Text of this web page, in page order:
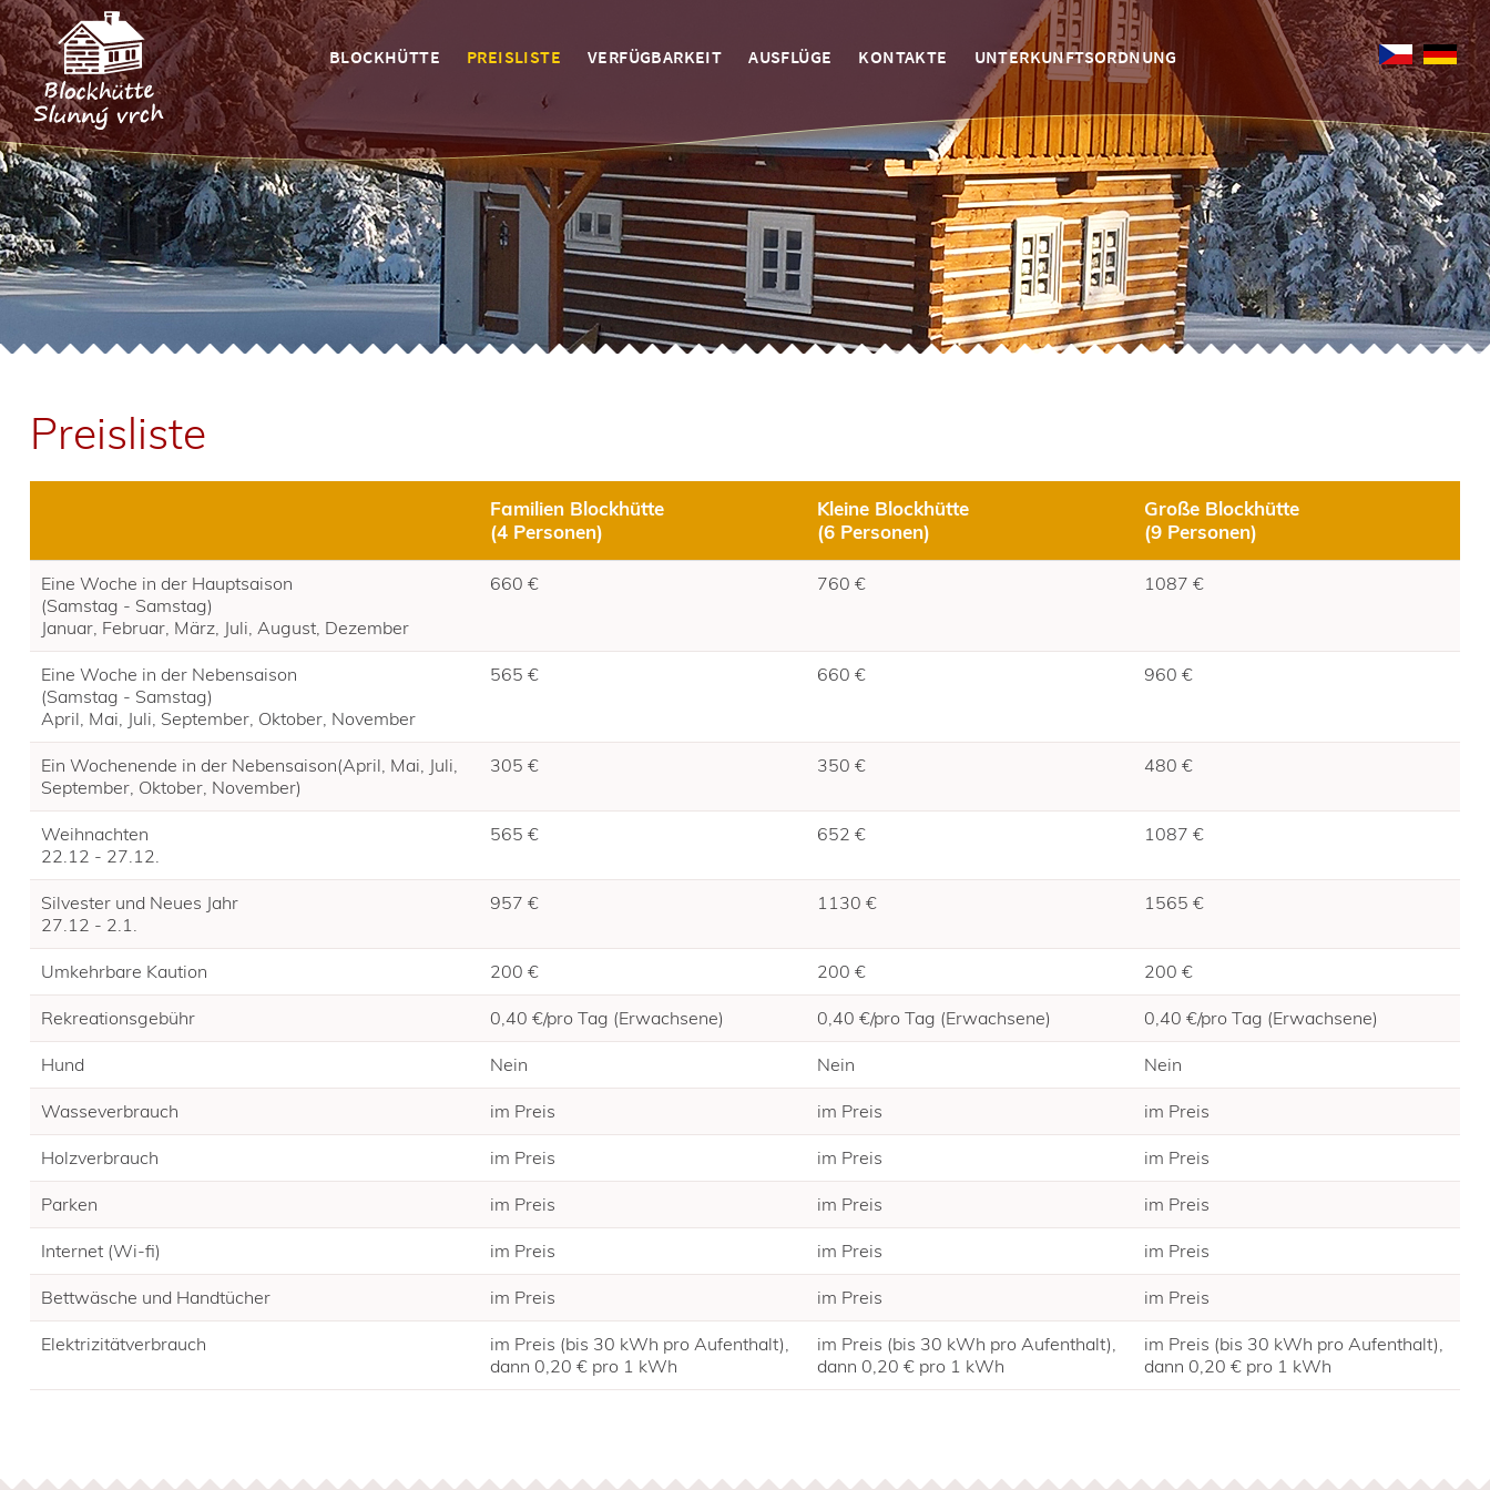
BLOCKHÜTTE PREISLISTE VERFÜGBARKEIT AUSFLÜGE KONTAKTE UNTERKUNFTSORDNUNG
Preisliste
Familien Blockhütte
(4 Personen)
Kleine Blockhütte
(6 Personen)
Große Blockhütte
(9 Personen)
Eine Woche in der Hauptsaison
(Samstag - Samstag)
Januar, Februar, März, Juli, August, Dezember
660 € 760 € 1087 €
Eine Woche in der Nebensaison
(Samstag - Samstag)
April, Mai, Juli, September, Oktober, November
565 € 660 € 960 €
Ein Wochenende in der Nebensaison(April, Mai, Juli,
September, Oktober, November)
305 € 350 € 480 €
Weihnachten
22.12 - 27.12.
565 € 652 € 1087 €
Silvester und Neues Jahr
27.12 - 2.1.
957 € 1130 € 1565 €
Umkehrbare Kaution 200 € 200 € 200 €
Rekreationsgebühr 0,40 €/pro Tag (Erwachsene) 0,40 €/pro Tag (Erwachsene) 0,40 €/pro Tag (Erwachsene)
Hund Nein Nein Nein
Wasseverbrauch im Preis im Preis im Preis
Holzverbrauch im Preis im Preis im Preis
Parken im Preis im Preis im Preis
Internet (Wi-fi) im Preis im Preis im Preis
Bettwäsche und Handtücher im Preis im Preis im Preis
Elektrizitätverbrauch
im Preis (bis 30 kWh pro Aufenthalt),
dann 0,20 € pro 1 kWh
im Preis (bis 30 kWh pro Aufenthalt),
dann 0,20 € pro 1 kWh
im Preis (bis 30 kWh pro Aufenthalt),
dann 0,20 € pro 1 kWh